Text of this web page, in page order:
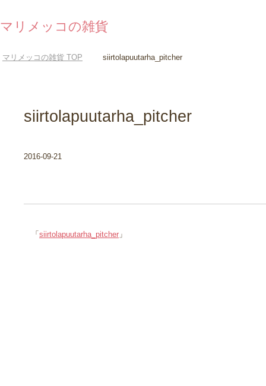
マリメッコの雑貨
マリメッコの雑貨 TOP siirtolapuutarha_pitcher
siirtolapuutarha_pitcher
2016-09-21
「 siirtolapuutarha_pitcher 」